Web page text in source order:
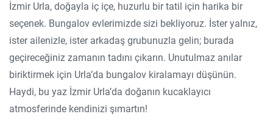
İzmir Urla, doğayla iç içe, huzurlu bir tatil için harika bir
seçenek. Bungalov evlerimizde sizi bekliyoruz. İster yalnız,
ister ailenizle, ister arkadaş grubunuzla gelin; burada
geçireceğiniz zamanın tadını çıkarın. Unutulmaz anılar
biriktirmek için Urla’da bungalov kiralamayı düşünün.
Haydi, bu yaz İzmir Urla’da doğanın kucaklayıcı
atmosferinde kendinizi şımartın!